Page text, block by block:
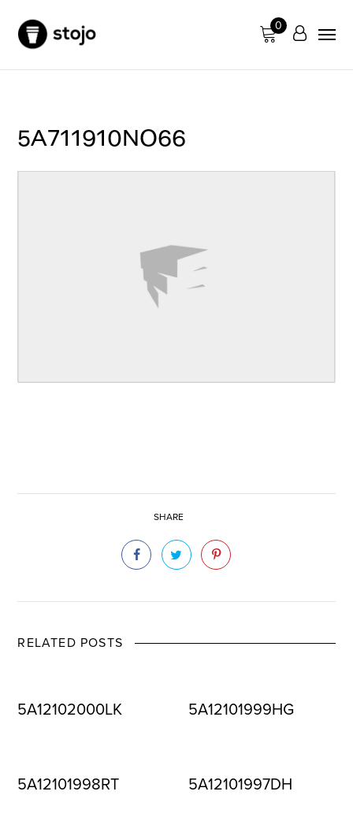
0
5A711910NO66
SHARE
RELATED POSTS
5A12102000LK 5A12101999HG
5A12101998RT 5A12101997DH